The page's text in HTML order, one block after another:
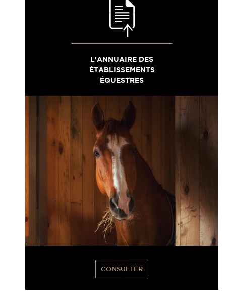
L'ANNUAIRE DES
ÉTABLISSEMENTS
ÉQUESTRES
CONSULTER